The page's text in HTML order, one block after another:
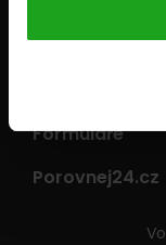
Pojišťovny
Formuláře
Porovnej24.cz